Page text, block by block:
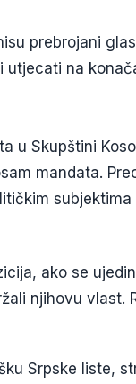
prebrojani
na
u Skupštini
mandata.
ako se
njihovu vlast.
Srpske liste,